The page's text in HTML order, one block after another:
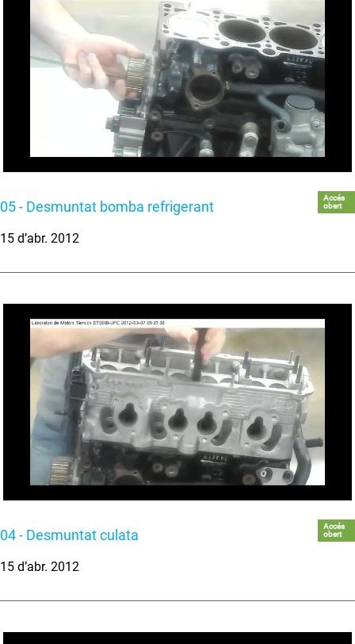
05 - Desmuntat bomba refrigerant
Accés
obert
15 d’abr. 2012
04 - Desmuntat culata
Accés
obert
15 d’abr. 2012